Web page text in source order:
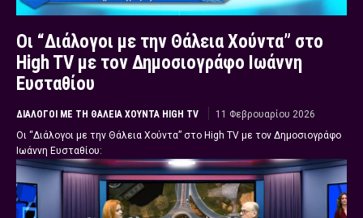
Οι “Διάλογοι με την Θάλεια Χούντα” στο
High TV με τον Δημοσιογράφο Ιωάννη
Ευσταθίου
ΔΙΆΛΟΓΟΙ ΜΕ ΤΗ ΘΆΛΕΙΑ ΧΟΎΝΤΑ HIGH TV
11 Φεβρουαρίου 2026
Οι “Διάλογοι με την Θάλεια Χούντα” στο High TV με τον Δημοσιογράφο
Ιωάννη Ευσταθίου: